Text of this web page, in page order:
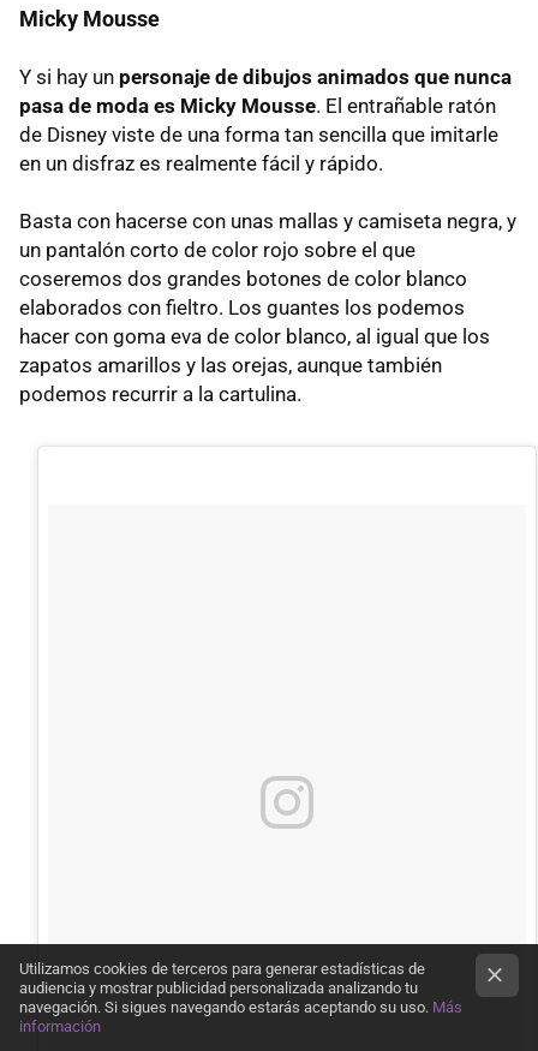
Micky Mousse
Y si hay un personaje de dibujos animados que nunca
pasa de moda es Micky Mousse. El entrañable ratón
de Disney viste de una forma tan sencilla que imitarle
en un disfraz es realmente fácil y rápido.
Basta con hacerse con unas mallas y camiseta negra, y
un pantalón corto de color rojo sobre el que
coseremos dos grandes botones de color blanco
elaborados con fieltro. Los guantes los podemos
hacer con goma eva de color blanco, al igual que los
zapatos amarillos y las orejas, aunque también
podemos recurrir a la cartulina.
Utilizamos cookies de terceros para generar estadísticas de
audiencia y mostrar publicidad personalizada analizando tu
navegación. Si sigues navegando estarás aceptando su uso. Más
información